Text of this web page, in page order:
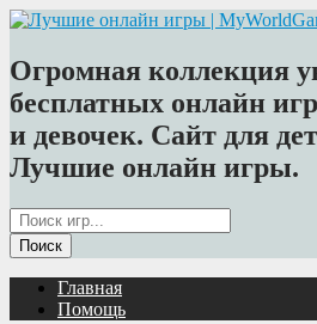
Огромная коллекция
бесплатных онлайн
и девочек. Сайт для
Лучшие онлайн игры.
Главная
Помощь